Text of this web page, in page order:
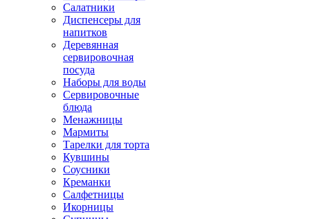
Салатники
Диспенсеры для
напитков
Деревянная
сервировочная
посуда
Наборы для воды
Сервировочные
блюда
Менажницы
Мармиты
Тарелки для торта
Кувшины
Соусники
Креманки
Салфетницы
Икорницы